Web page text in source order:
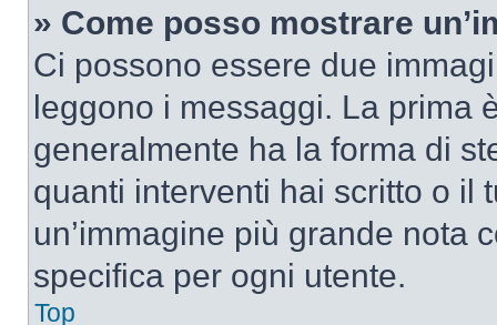
» Come posso mostrare
Ci possono essere due
leggono i messaggi. La prima
generalmente ha la forma di
quanti interventi hai scritto o il
un’immagine più grande nota
specifica per ogni utente.
Top